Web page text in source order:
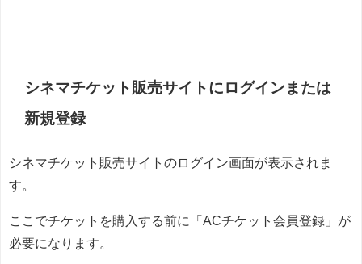
シネマチケット販売サイトにログインまたは
新規登録
シネマチケット販売サイトのログイン画面が表示されま
す。
ここでチケットを購入する前に「ACチケット会員登録」が
必要になります。